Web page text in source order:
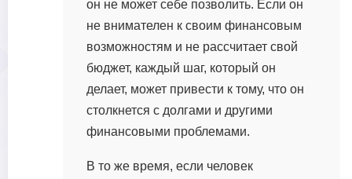
он не может себе позволить. Если он
не внимателен к своим финансовым
возможностям и не рассчитает свой
бюджет, каждый шаг, который он
делает, может привести к тому, что он
столкнется с долгами и другими
финансовыми проблемами.
В то же время, если человек